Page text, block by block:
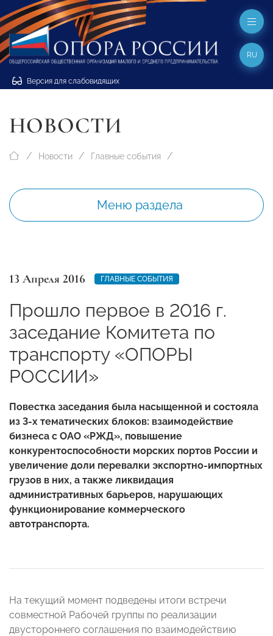
Версия для слабовидящих
RU
НОВОСТИ
Новости Главные события
Меню раздела
13 Апреля 2016 ГЛАВНЫЕ СОБЫТИЯ
Прошло первое в 2016 г.
заседание Комитета по
транспорту «ОПОРЫ
РОССИИ»
Повестка заседания была насыщенной и состояла
из 3-х тематических блоков: взаимодействие
бизнеса с ОАО «РЖД», повышение
конкурентоспособности морских портов России и
увеличение доли перевалки экспортно-импортных
грузов в них, а также ликвидация
административных барьеров, нарушающих
функционирование коммерческого
автотранспорта.
На текущий момент подведены итоги встречи
совместной Рабочей группы по реализации
двустороннего соглашения по взаимодействию